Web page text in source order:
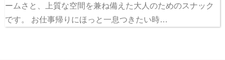
ームさと、上質な空間を兼ね備えた大人のためのスナック
です。 お仕事帰りにほっと一息つきたい時…